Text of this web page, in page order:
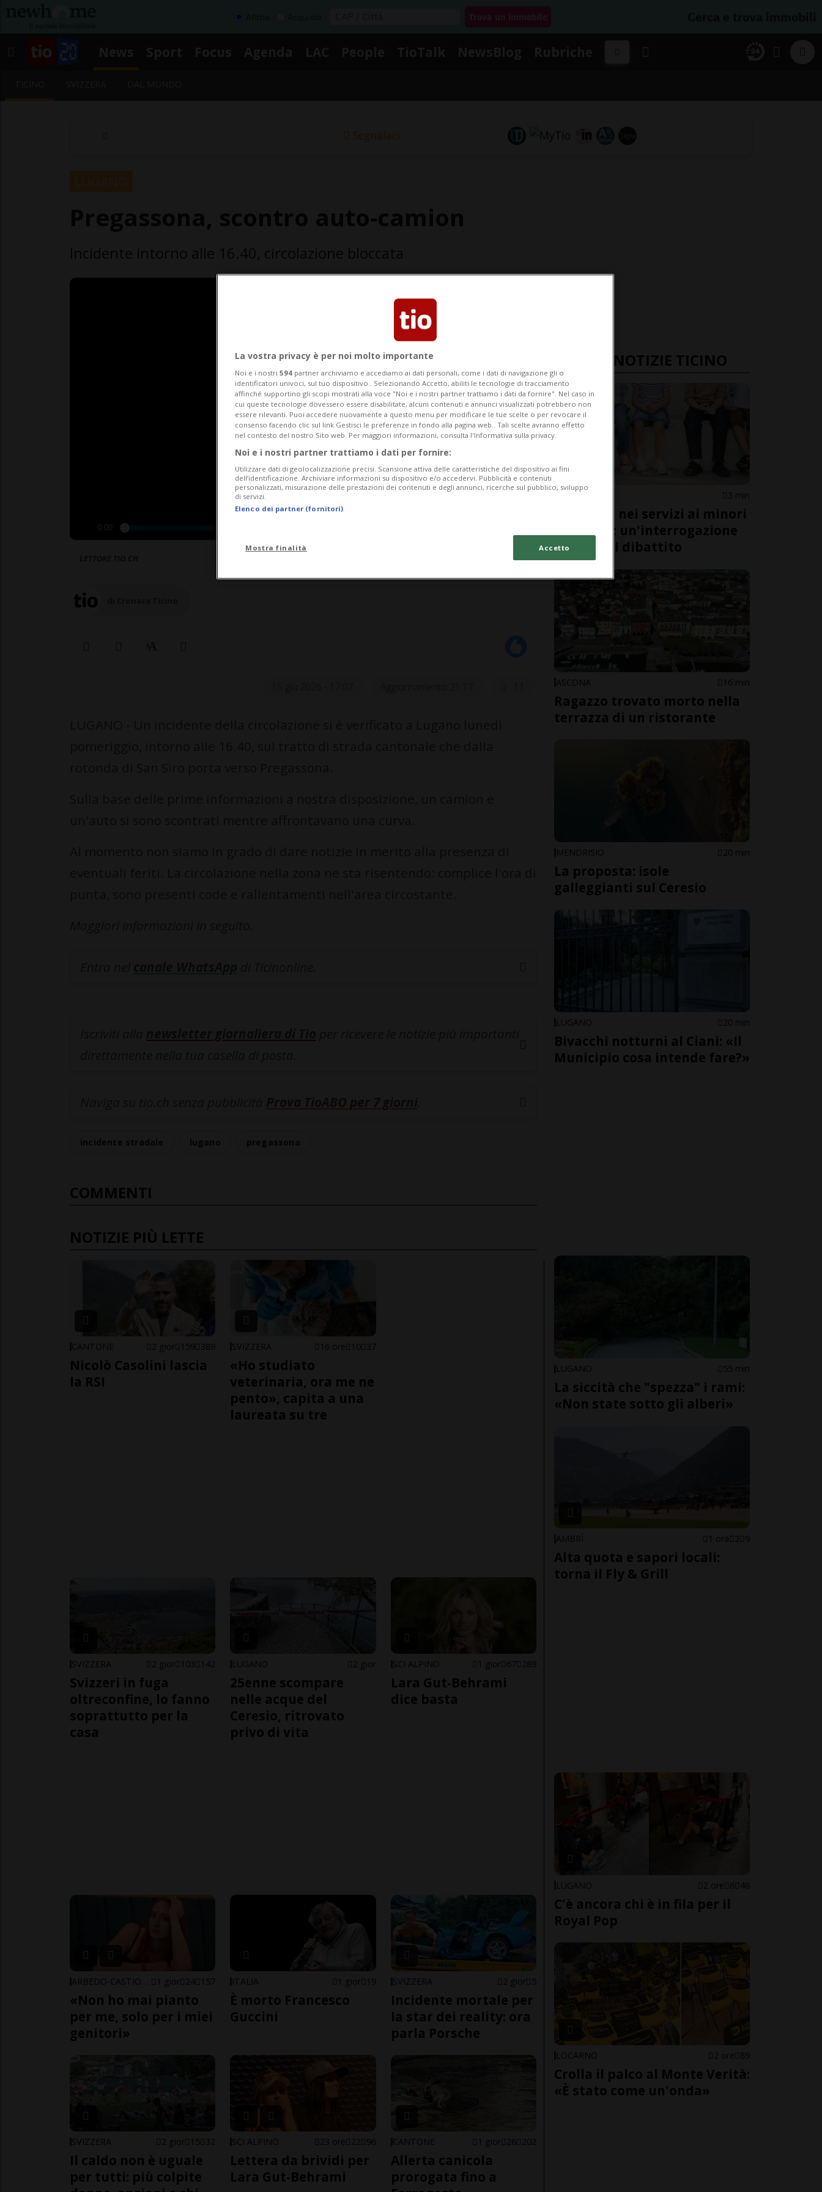
Segnalaci
0:00
COMMENTI
NOTIZIE PIÙ LETTE
CANTONE 2 gior 159 389
Nicolò Casolini lascia
la RSI
SVIZZERA 16 ore 10 37
«Ho studiato
veterinaria, ora me ne
pento», capita a una
laureata su tre
SVIZZERA 2 gior 103 142
Svizzeri in fuga
oltreconfine, lo fanno
soprattutto per la
casa
LUGANO 2 gior
25enne scompare
nelle acque del
Ceresio, ritrovato
privo di vita
SCI ALPINO 1 gior 67 289
Lara Gut-Behrami
dice basta
1 gior 24 157
«Non ho mai pianto
per me, solo per i miei
genitori»
ITALIA 1 gior 19
È morto Francesco
Guccini
SVIZZERA 2 gior 5
Incidente mortale per
la star dei reality: ora
parla Porsche
SVIZZERA 2 gior 15 32
Il caldo non è uguale
per tutti: più colpite
SCI ALPINO 23 ore 22 96
Lettera da brividi per
Lara Gut-Behrami
CANTONE 1 gior 26 202
Allerta canicola
prorogata fino a
ULTIME NOTIZIE TICINO
LUGANO 3 min
Disparità nei servizi ai minori
a Lugano: un'interrogazione
accende il dibattito
ASCONA 16 min
Ragazzo trovato morto nella
terrazza di un ristorante
MENDRISIO 20 min
La proposta: isole
galleggianti sul Ceresio
LUGANO 20 min
Bivacchi notturni al Ciani: «Il
Municipio cosa intende fare?»
LUGANO 55 min
La siccità che "spezza" i rami:
«Non state sotto gli alberi»
AMBRÌ 1 ora 2 9
Alta quota e sapori locali:
torna il Fly & Grill
LUGANO 2 ore 6 48
C'è ancora chi è in fila per il
Royal Pop
LOCARNO 2 ore 89
Crolla il palco al Monte Verità:
«È stato come un'onda»
La vostra privacy è per noi molto importante
Noi e i nostri 594 partner archiviamo e accediamo ai dati personali, come i dati di navigazione gli o
identificatori univoci, sul tuo dispositivo . Selezionando Accetto, abiliti le tecnologie di tracciamento
affinché supportino gli scopi mostrati alla voce "Noi e i nostri partner trattiamo i dati da fornire". Nel caso in
cui queste tecnologie dovessero essere disabilitate, alcuni contenuti e annunci visualizzati potrebbero non
essere rilevanti. Puoi accedere nuovamente a questo menu per modificare le tue scelte o per revocare il
consenso facendo clic sul link Gestisci le preferenze in fondo alla pagina web.. Tali scelte avranno effetto
nel contesto del nostro Sito web. Per maggiori informazioni, consulta l'Informativa sulla privacy.
Noi e i nostri partner trattiamo i dati per fornire:
Utilizzare dati di geolocalizzazione precisi. Scansione attiva delle caratteristiche del dispositivo ai fini
dell’identificazione. Archiviare informazioni su dispositivo e/o accedervi. Pubblicità e contenuti
personalizzati, misurazione delle prestazioni dei contenuti e degli annunci, ricerche sul pubblico, sviluppo
di servizi.
Elenco dei partner (fornitori)
Mostra finalità Accetto